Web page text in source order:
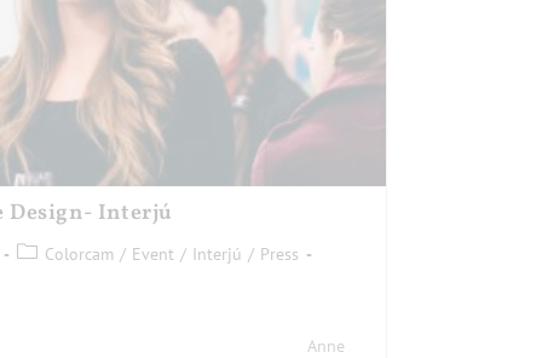
Design- Interjú
Colorcam / Event / Interjú / Press
nagybetűs Nő kiegészítői- Táskák a Marie Anne